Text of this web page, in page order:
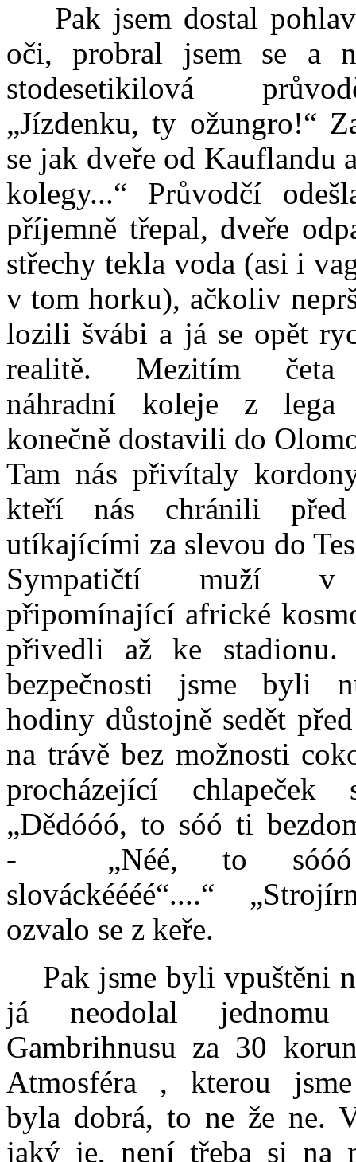
Pak jsem dostal
oči, probral jsem se a
stodesetikilová
„Jízdenku, ty ožungro!“
se jak dveře od Kauflandu
kolegy...“ Průvodčí
příjemně třepal, dveře
střechy tekla voda (asi i
v tom horku), ačkoliv
lozili švábi a já se opět
realitě. Mezitím četa
náhradní koleje z
konečně dostavili do
Tam nás přivítaly
kteří nás chránili před
utíkajícími za slevou do
Sympatičtí muží v
připomínající africké
přivedli až ke
bezpečnosti jsme byli
hodiny důstojně sedět
na trávě bez možnosti
procházející chlapeček
„Dědóóó, to sóó ti
- „Néé, to sóóó
slováckéééé“....“
ozvalo se z keře.
Pak jsme byli vpuštěni
já neodolal jednomu
Gambrihnusu za 30
Atmosféra , kterou
byla dobrá, to ne že ne.
jaký je, není třeba si na